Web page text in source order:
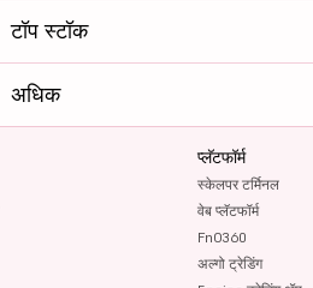
टॉप स्टॉक
प्लॅटफॉर्म
स्केलपर टर्मिनल
वेब प्लॅटफॉर्म
FnO360
अल्गो ट्रेडिंग
अधिक